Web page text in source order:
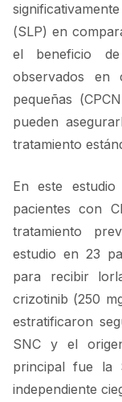
(SLP) en
el beneficio
observados
pequeñas
pueden
tratamiento
En este
pacientes con
tratamiento
estudio en 23
para recibir
crizotinib (250
estratificaron
SNC y el
principal fue la
independiente